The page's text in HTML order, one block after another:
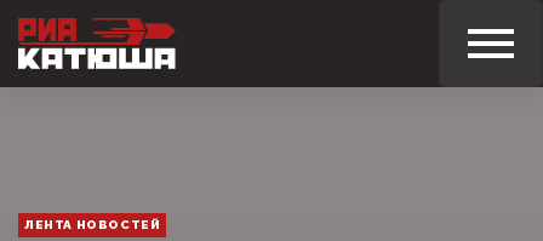
ЛЕНТА НОВОСТЕЙ